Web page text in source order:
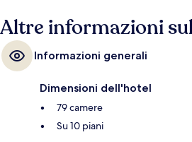
Altre informazioni
Informazioni generali
Dimensioni dell'hotel
79 camere
Su 10 piani